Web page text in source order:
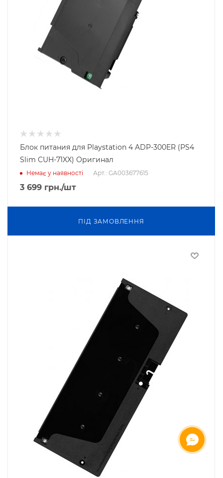
Блок питания для Playstation 4 ADP-300ER (PS4
Slim CUH-71XX) Оригинал
Немає у наявності Арт.: GA003677615
3 699 грн./шт
ПIД ЗАМОВЛЕННЯ
ОНЛАЙН ЧАТ